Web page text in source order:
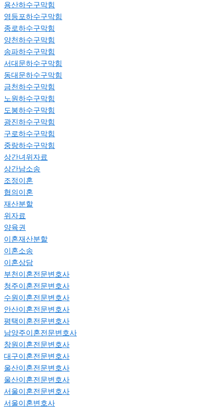
용산하수구막힘
영등포하수구막힘
종로하수구막힘
양천하수구막힘
송파하수구막힘
서대문하수구막힘
동대문하수구막힘
금천하수구막힘
노원하수구막힘
도봉하수구막힘
광진하수구막힘
구로하수구막힘
중랑하수구막힘
상간녀위자료
상간남소송
조정이혼
협의이혼
재산분할
위자료
양육권
이혼재산분할
이혼소송
이혼상담
부천이혼전문변호사
청주이혼전문변호사
수원이혼전문변호사
안산이혼전문변호사
평택이혼전문변호사
남양주이혼전문변호사
창원이혼전문변호사
대구이혼전문변호사
울산이혼전문변호사
울산이혼전문변호사
서울이혼전문변호사
서울이혼변호사